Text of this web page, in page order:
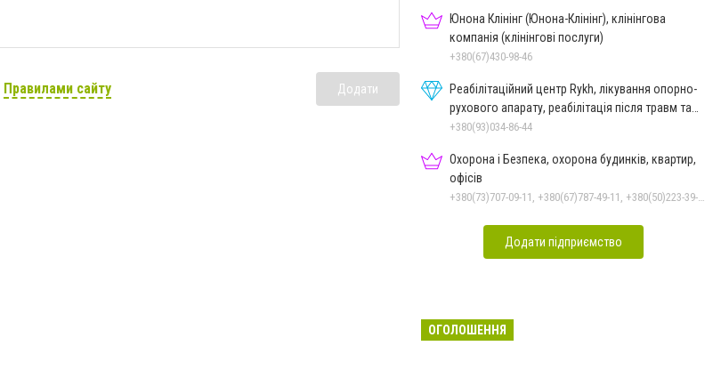
Правилами сайту Додати
Юнона Клінінг (Юнона-Клінінг), клінінгова
компанія (клінінгові послуги)
+380(67)430-98-46
Реабілітаційний центр Rykh, лікування опорно-
рухового апарату, реабілітація після травм та
операцій
+380(93)034-86-44
Охорона і Безпека, охорона будинків, квартир,
офісів
Додати підприємство
ОГОЛОШЕННЯ